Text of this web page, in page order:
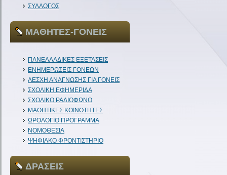
ΣΥΛΛΟΓΟΣ
ΜΑΘΗΤΕΣ-ΓΟΝΕΙΣ
ΠΑΝΕΛΛΑΔΙΚΕΣ ΕΞΕΤΑΣΕΙΣ
ΕΝΗΜΕΡΩΣΕΙΣ ΓΟΝΕΩΝ
ΛΕΣΧΗ ΑΝΑΓΝΩΣΗΣ ΓΙΑ ΓΟΝΕΙΣ
ΣΧΟΛΙΚΗ ΕΦΗΜΕΡΙΔΑ
ΣΧΟΛΙΚΟ ΡΑΔΙΟΦΩΝΟ
ΜΑΘΗΤΙΚΕΣ ΚΟΙΝΟΤΗΤΕΣ
ΩΡΟΛΟΓΙΟ ΠΡΟΓΡΑΜΜΑ
ΝΟΜΟΘΕΣΙΑ
ΨΗΦΙΑΚΟ ΦΡΟΝΤΙΣΤΗΡΙΟ
ΔΡΑΣΕΙΣ